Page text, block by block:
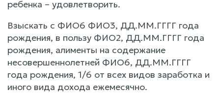
ребенка – удовлетворить.
Взыскать с ФИО6 ФИО3, ДД.ММ.ГГГГ года
рождения, в пользу ФИО2, ДД.ММ.ГГГГ года
рождения, алименты на содержание
несовершеннолетней ФИО6, ДД.ММ.ГГГГ
года рождения, 1/6 от всех видов заработка и
иного вида дохода ежемесячно.